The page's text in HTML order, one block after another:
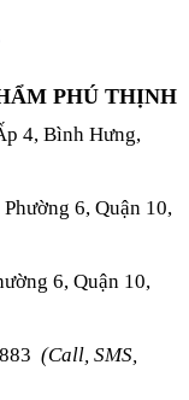
PHÚ THỊNH
4, Bình Hưng,
6, Quận 10,
6, Quận 10,
(Call, SMS,